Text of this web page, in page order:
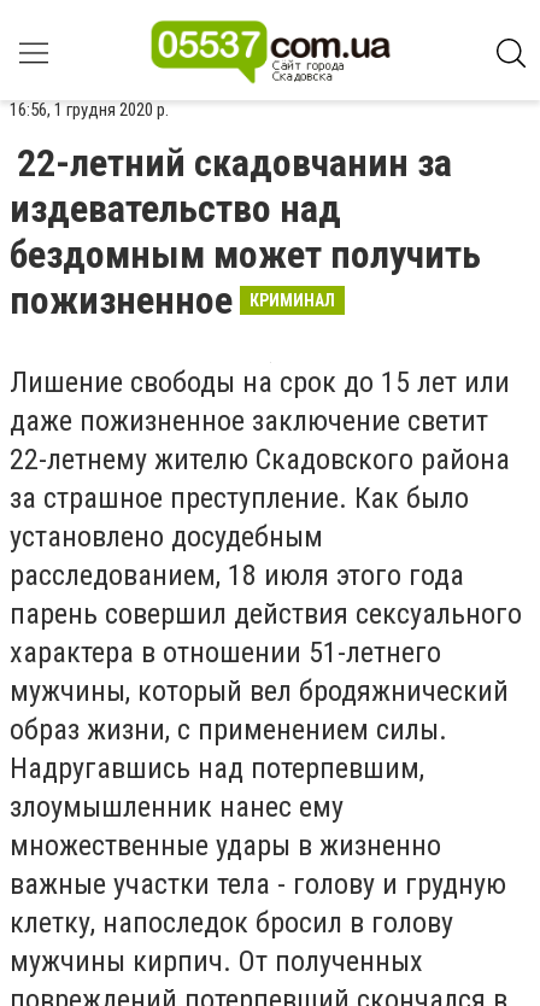
16:56, 1 грудня 2020 р.
22-летний скадовчанин за
издевательство над
бездомным может получить
пожизненное
КРИМИНАЛ
Лишение свободы на срок до 15 лет или
даже пожизненное заключение светит
22-летнему жителю Скадовского района
за страшное преступление. Как было
установлено досудебным
расследованием, 18 июля этого года
парень совершил действия сексуального
характера в отношении 51-летнего
мужчины, который вел бродяжнический
образ жизни, с применением силы.
Надругавшись над потерпевшим,
злоумышленник нанес ему
множественные удары в жизненно
важные участки тела - голову и грудную
клетку, напоследок бросил в голову
мужчины кирпич. От полученных